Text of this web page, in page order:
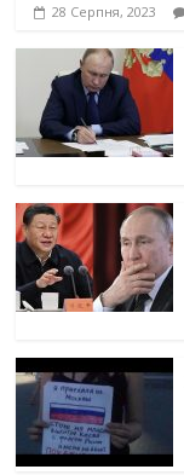
28 Серпня, 2023